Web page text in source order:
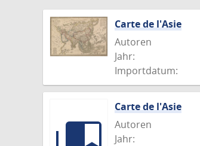
Carte de l'Asie
Autoren
Jahr:
Importdatum:
Carte de l'Asie
Autoren
Jahr: